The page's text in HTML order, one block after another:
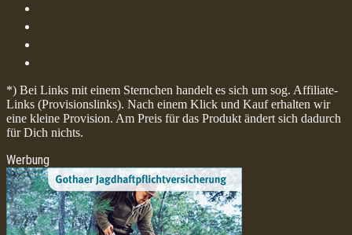
*) Bei Links mit einem Sternchen handelt es sich um sog. Affiliate-
Links (Provisionslinks). Nach einem Klick und Kauf erhalten wir
eine kleine Provision. Am Preis für das Produkt ändert sich dadurch
für Dich nichts.
Werbung